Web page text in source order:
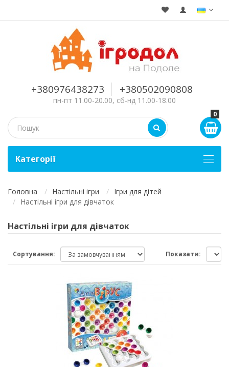
+380976438273 +380502090808
пн-пт 11.00-20.00, сб-нд 11.00-18.00
0
Kатегорії
Головна Настільні ігри
Ігри для дітей
Настільні ігри для дівчаток
Настільні ігри для дівчаток
Сортування: Показати: